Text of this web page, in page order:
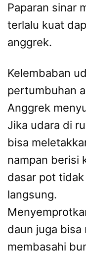
Paparan sinar
terlalu kuat
anggrek.
Kelembaban
pertumbuhan
Anggrek
Jika udara di
bisa
nampan berisi
dasar pot
langsung.
daun juga
membasahi